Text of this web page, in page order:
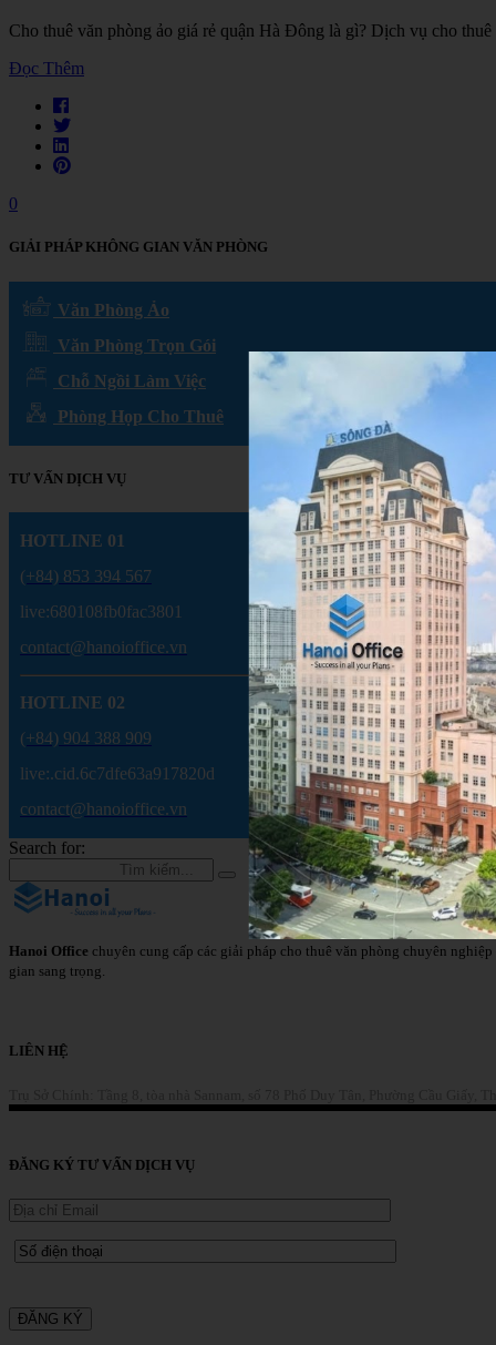
Cho thuê văn phòng ảo giá rẻ quận Hà Đông là gì? Dịch vụ cho
Đọc Thêm
0
GIẢI PHÁP KHÔNG GIAN VĂN PHÒNG
Văn Phòng Ảo
Văn Phòng Trọn Gói
Chỗ Ngồi Làm Việc
Phòng Họp Cho Thuê
TƯ VẤN DỊCH VỤ
HOTLINE 01
(+84) 853 394 567
live:680108fb0fac3801
contact@hanoioffice.vn
HOTLINE 02
(+84) 904 388 909
live:.cid.6c7dfe63a917820d
contact@hanoioffice.vn
Search for:
Hanoi Office chuyên cung cấp các giải pháp cho thuê văn phòng chuyên
gian sang trọng.
LIÊN HỆ
ĐĂNG KÝ TƯ VẤN DỊCH VỤ